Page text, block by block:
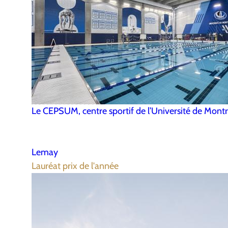
Le CEPSUM, centre sportif de l’Université de
Lemay
Lauréat prix de l'année